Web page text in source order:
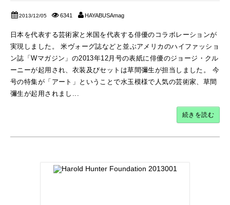
2013/12/05 6341 HAYABUSAmag
日本を代表する芸術家と米国を代表する俳優のコラボレーションが
実現しました。 米ヴォーグ誌などと並ぶアメリカのハイファッショ
ン誌「Wマガジン」の2013年12月号の表紙に俳優のジョージ・クル
ーニーが起用され、衣装及びセットは草間彌生が担当しました。 今
号の特集が「アート」ということで水玉模様で人気の芸術家、草間
彌生が起用されまし...
続きを読む